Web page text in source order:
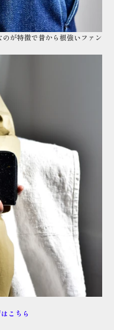
が特徴で昔から根強いファン
こちら